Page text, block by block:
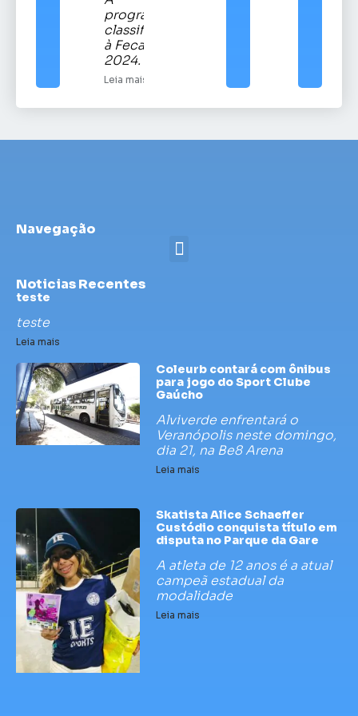
programação
classificatória
à Fecars
2024.
Leia mais
Navegação
Noticias Recentes
teste
teste
Leia mais
Coleurb contará com ônibus
para jogo do Sport Clube
Gaúcho
Alviverde enfrentará o
Veranópolis neste domingo,
dia 21, na Be8 Arena
Leia mais
Skatista Alice Schaeffer
Custódio conquista título em
disputa no Parque da Gare
A atleta de 12 anos é a atual
campeã estadual da
modalidade
Leia mais